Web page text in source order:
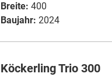
Breite: 400
Baujahr: 2024
Köckerling Trio 300